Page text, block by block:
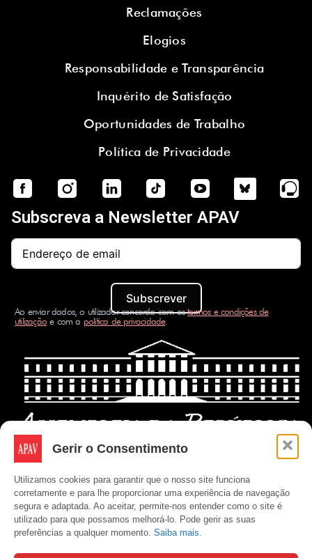
Gerir o Consentimento
Utilizamos cookies para garantir que o nosso site funciona
corretamente e para lhe proporcionar uma experiência de navegação
segura e adaptada. Ao aceitar, permite-nos entender como o site é
utilizado para que possamos melhorá-lo. Pode gerir as suas
preferências a qualquer momento. Saiba mais.
Reclamações
Elogios
Responsabilidade e Transparência
Inquérito de Satisfação
Oportunidades de Trabalho
Política de Privacidade
Subscreva a Newsletter APAV
Subscrever
Ao enviar dados, o utilizador concorda com ostermos e condições de
utilizaçãoe com a política de privacidade.